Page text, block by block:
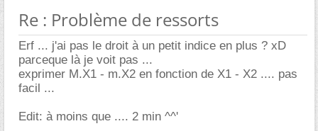
Re : Problème de ressorts
Erf ... j'ai pas le droit à un petit indice en plus ? xD
parceque là je voit pas ...
exprimer M.X1 - m.X2 en fonction de X1 - X2 .... pas
facil ...
Edit: à moins que .... 2 min ^^'